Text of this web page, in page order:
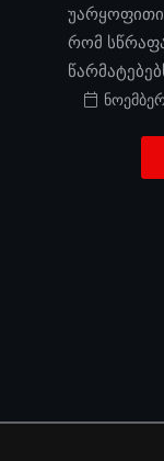
უარყოფითი
რომ